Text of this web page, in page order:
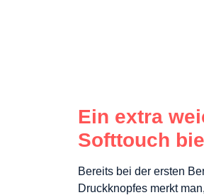
Ein extra
Softtouch
Bereits bei der ersten
Druckknopfes merkt